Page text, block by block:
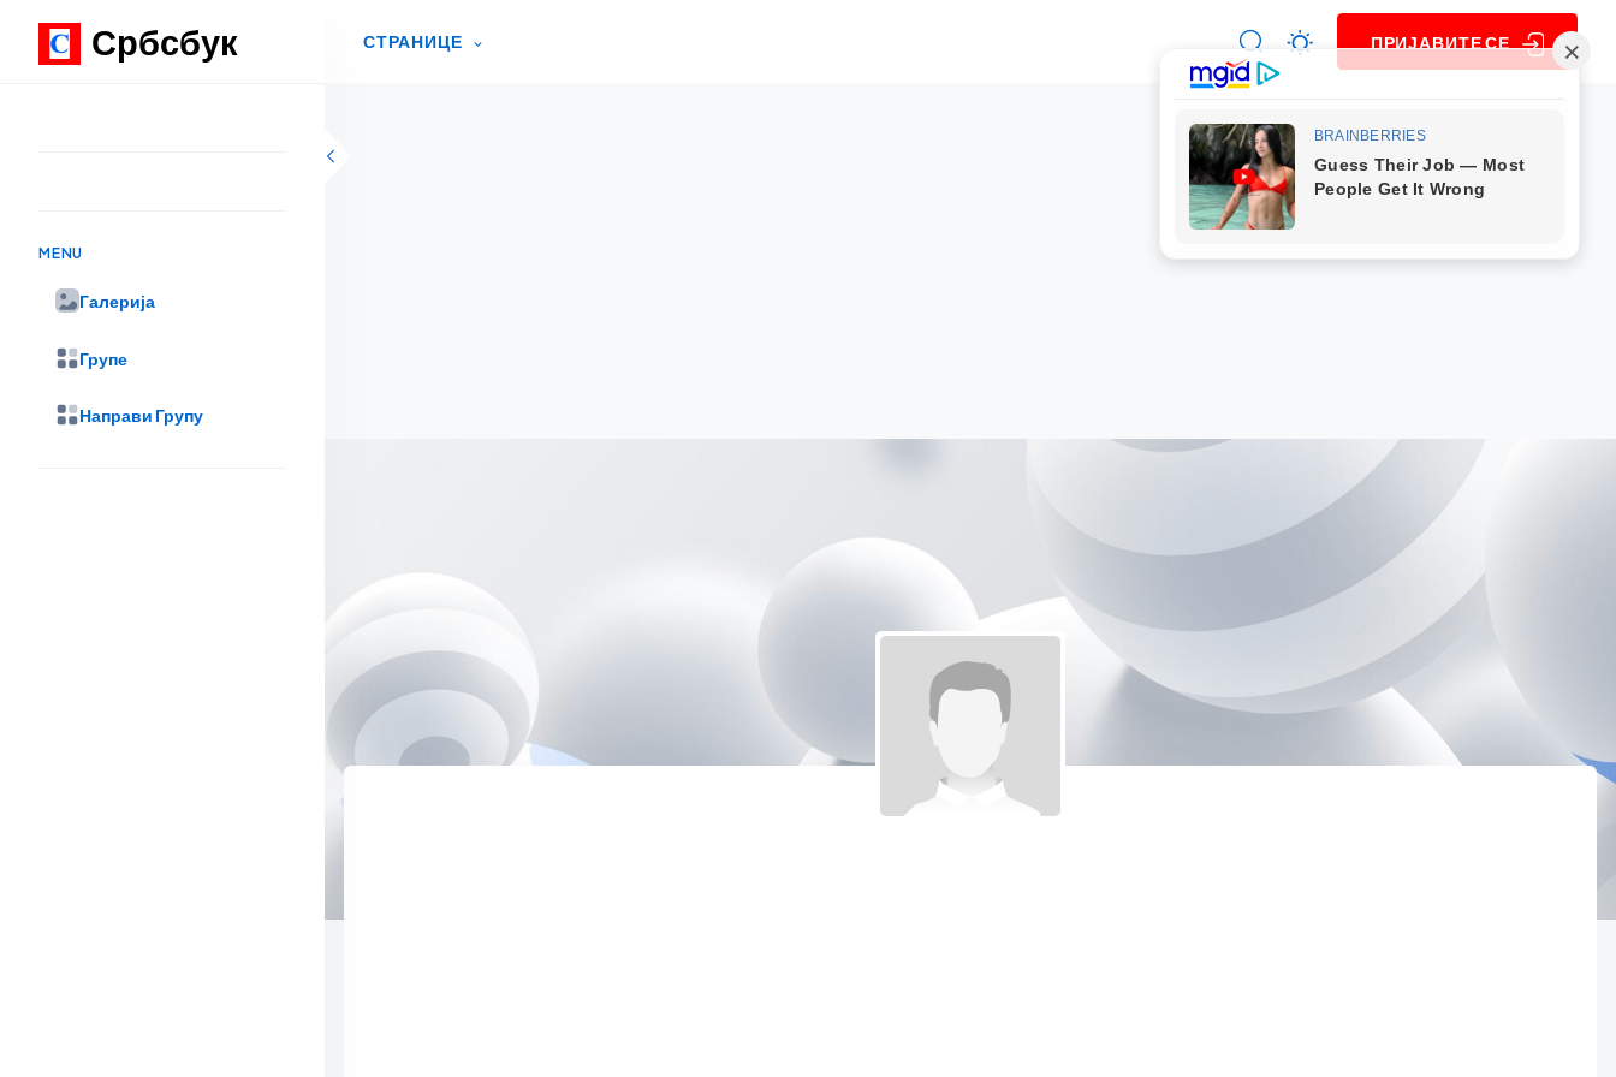
Србсбук
MENU
Галерија
Групе
Направи Групу
СТРАНИЦЕ ПРИЈАВИТЕ СЕ